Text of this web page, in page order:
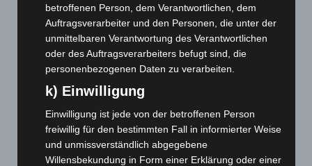
Blaulicht
Corona-News
712
Hannover und Region
Langenhagen und Ortsteile
Leserbriefe
Menschen
Über uns
Veranstaltungen
1.888
betroffenen Person, dem Verantwortlichen, dem
Auftragsverarbeiter und den Personen, die unter der
unmittelbaren Verantwortung des Verantwortlichen
oder des Auftragsverarbeiters befugt sind, die
personenbezogenen Daten zu verarbeiten.
k) Einwilligung
Einwilligung ist jede von der betroffenen Person
freiwillig für den bestimmten Fall in informierter Weise
und unmissverständlich abgegebene
Willensbekundung in Form einer Erklärung oder einer